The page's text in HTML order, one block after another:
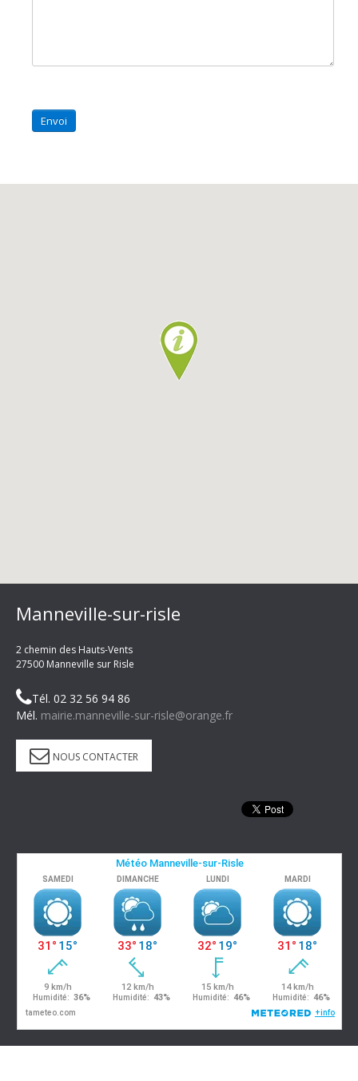
Envoi
Manneville-sur-risle
2 chemin des Hauts-Vents
27500 Manneville sur Risle
Tél. 02 32 56 94 86
Mél. mairie.manneville-sur-risle@orange.fr
NOUS CONTACTER